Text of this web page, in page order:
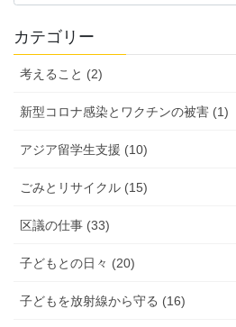
活
報
カテゴリー
考えること (2)
新型コロナ感染とワクチンの被害 (1)
アジア留学生支援 (10)
ごみとリサイクル (15)
区議の仕事 (33)
子どもとの日々 (20)
子どもを放射線から守る (16)